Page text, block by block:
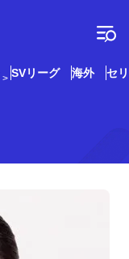
SVリーグ 海外 セ